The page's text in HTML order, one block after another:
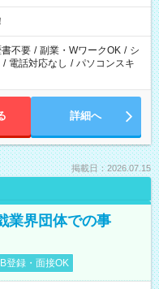
書不要 / 副業・WワークOK / シ
/ 電話対応なし / パソコンスキ
詳細へ
掲載日：2026.07.15
業界団体での事
登録・面接OK